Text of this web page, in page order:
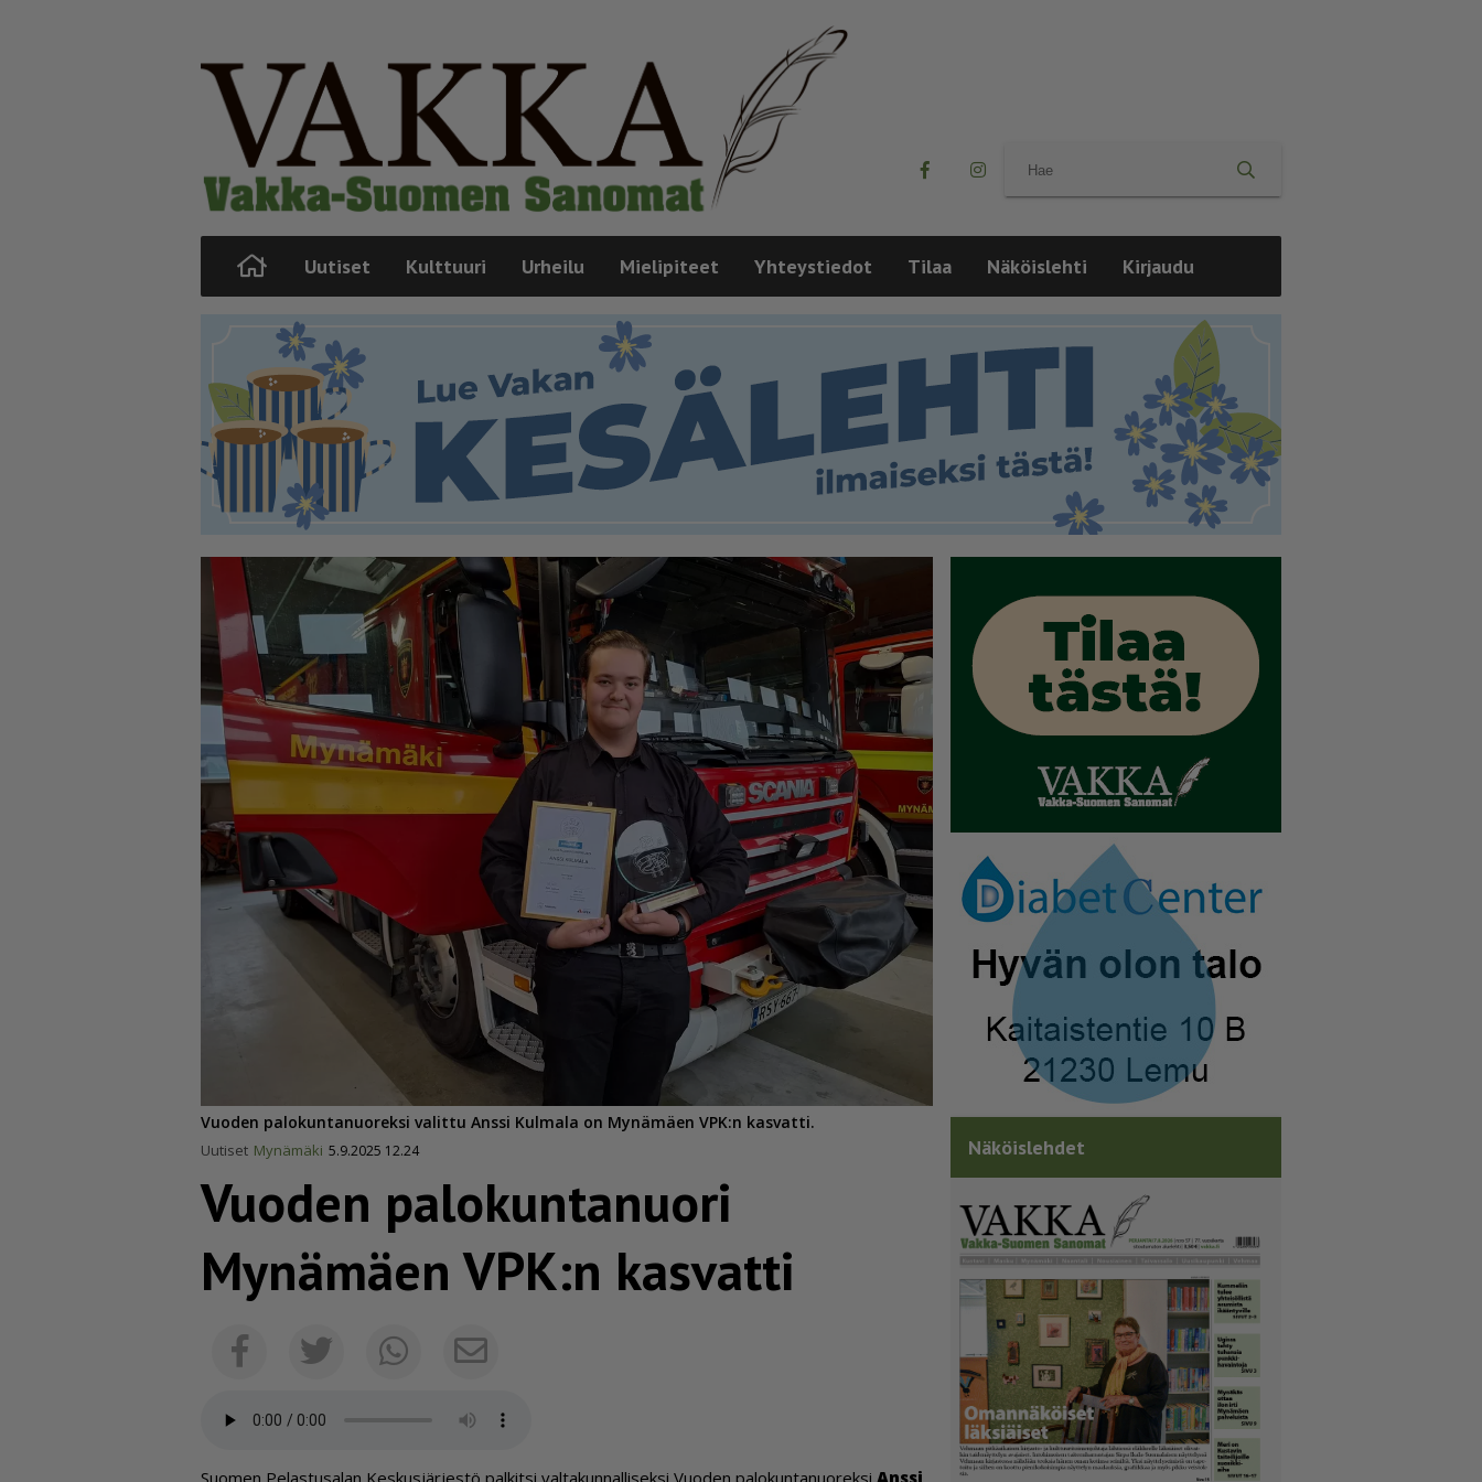
Uutiset Kulttuuri Urheilu Mielipiteet Yhteystiedot Tilaa Näköislehti Kirjaudu
Vuoden palokuntanuoreksi valittu Anssi Kulmala on Mynämäen VPK:n kasvatti.
Uutiset Mynämäki 5.9.2025 12.24
Vuoden palokuntanuori
Mynämäen VPK:n kasvatti
FacebookTwitterWhatsappSähköposti
Suo­men Pe­las­tu­sa­lan Kes­kus­jär­jes­tö pal­kit­si val­ta­kun­nal­li­sek­si Vuo­den pa­lo­kun­ta­nuo­rek­si Ans­si
Näköislehdet